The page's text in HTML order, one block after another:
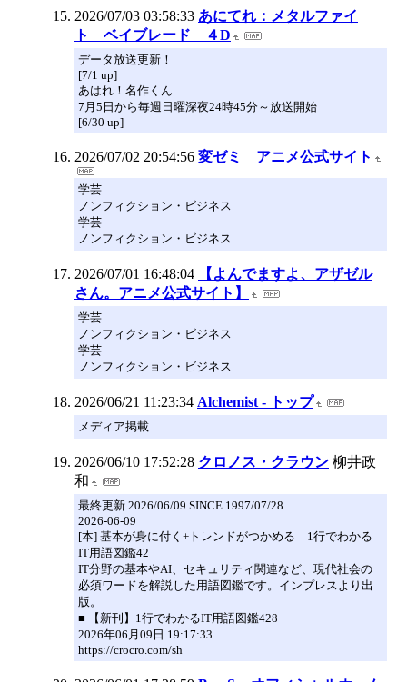
2026/07/03 03:58:33 あにてれ：メタルファイ
ト ベイブレード ４D
データ放送更新！
[7/1 up]
あはれ！名作くん
7月5日から毎週日曜深夜24時45分～放送開始
[6/30 up]
2026/07/02 20:54:56 変ゼミ アニメ公式サイト
学芸
ノンフィクション・ビジネス
学芸
ノンフィクション・ビジネス
2026/07/01 16:48:04
【よんでますよ、アザゼル
さん。アニメ公式サイト】
学芸
ノンフィクション・ビジネス
学芸
ノンフィクション・ビジネス
2026/06/21 11:23:34 Alchemist - トップ
メディア掲載
2026/06/10 17:52:28 クロノス・クラウン 柳井政
和
最終更新 2026/06/09 SINCE 1997/07/28
2026-06-09
[本] 基本が身に付く+トレンドがつかめる 1行でわかる
IT用語図鑑42
IT分野の基本やAI、セキュリティ関連など、現代社会の
必須ワードを解説した用語図鑑です。インプレスより出
版。
■ 【新刊】1行でわかるIT用語図鑑428
2026年06月09日 19:17:33
https://crocro.com/sh